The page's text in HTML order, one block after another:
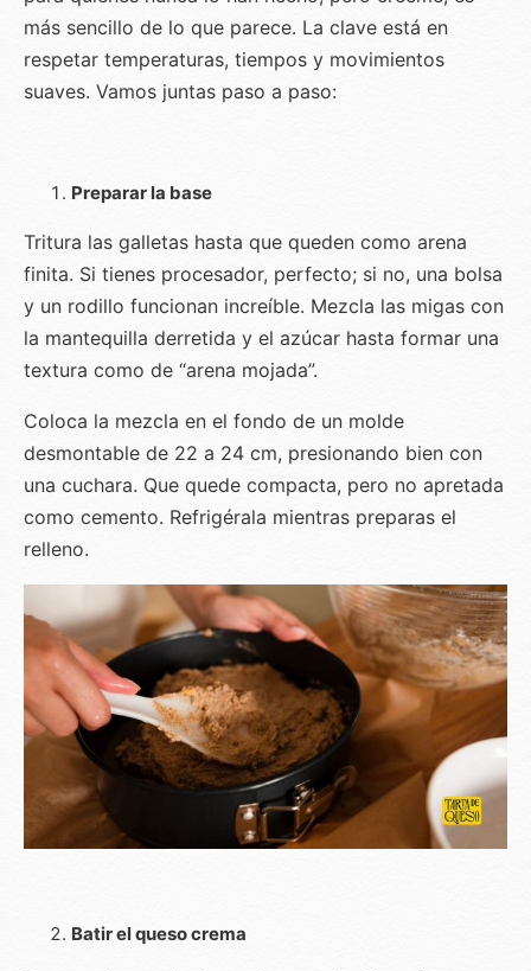
más sencillo de lo que parece. La clave está en
respetar temperaturas, tiempos y movimientos
suaves. Vamos juntas paso a paso:
Preparar la base
Tritura las galletas hasta que queden como arena
finita. Si tienes procesador, perfecto; si no, una bolsa
y un rodillo funcionan increíble. Mezcla las migas con
la mantequilla derretida y el azúcar hasta formar una
textura como de “arena mojada”.
Coloca la mezcla en el fondo de un molde
desmontable de 22 a 24 cm, presionando bien con
una cuchara. Que quede compacta, pero no apretada
como cemento. Refrigérala mientras preparas el
relleno.
Batir el queso crema